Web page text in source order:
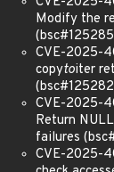
Modify the
CVE-2025-
copytoiter
CVE-2025-
Return
failures
CVE-2025-